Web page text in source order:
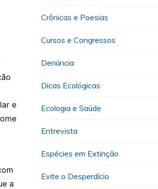
e
a
Crônicas e Poesias
Cursos e Congressos
Denúncia
Dicas Ecológicas
Ecologia e Saúde
Entrevista
Espécies em Extinção
Evite o Desperdício